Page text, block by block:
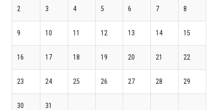
2 3 4 5 6 7 8
9 10 11 12 13 14 15
16 17 18 19 20 21 22
23 24 25 26 27 28 29
30 31